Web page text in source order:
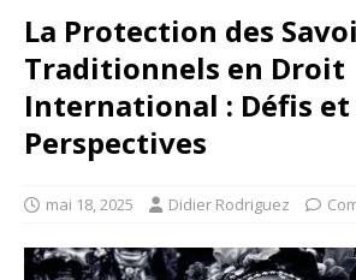
La Protection des
Traditionnels en Droit
International : Défis et
Perspectives
mai 18, 2025 Didier Rodriguez